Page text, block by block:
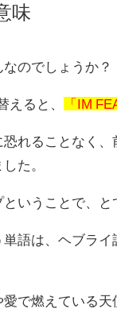
味
のでしょうか？
えると、 「IM
れることなく
た。
いうことで、と
単語は、ヘブライ
で燃えている天